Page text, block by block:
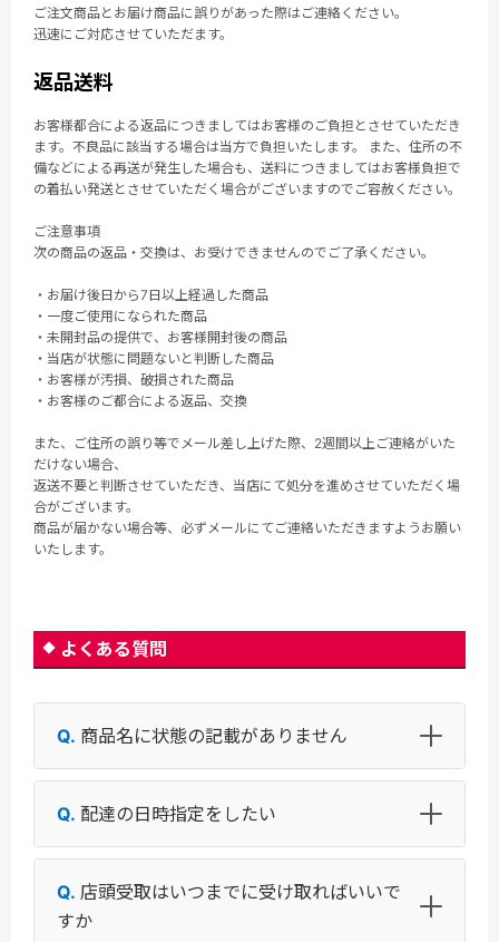
ご注文商品とお届け商品に誤りがあった際はご連絡ください。
迅速にご対応させていただます。
返品送料
お客様都合による返品につきましてはお客様のご負担とさせていただき
ます。不良品に該当する場合は当方で負担いたします。 また、住所の不
備などによる再送が発生した場合も、送料につきましてはお客様負担で
の着払い発送とさせていただく場合がございますのでご容赦ください。
ご注意事項
次の商品の返品・交換は、お受けできませんのでご了承ください。
・お届け後日から7日以上経過した商品
・一度ご使用になられた商品
・未開封品の提供で、お客様開封後の商品
・当店が状態に問題ないと判断した商品
・お客様が汚損、破損された商品
・お客様のご都合による返品、交換
また、ご住所の誤り等でメール差し上げた際、2週間以上ご連絡がいた
だけない場合、
返送不要と判断させていただき、当店にて処分を進めさせていただく場
合がございます。
商品が届かない場合等、必ずメールにてご連絡いただきますようお願い
いたします。
よくある質問
商品名に状態の記載がありません
配達の日時指定をしたい
店頭受取はいつまでに受け取ればいいで
すか